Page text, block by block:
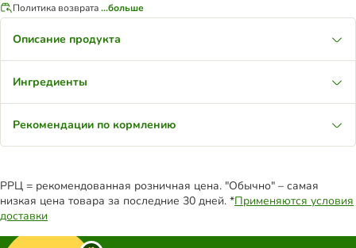
Политика возврата...больше
Описание продукта
Ингредиенты
Рекомендации по кормлению
РРЦ = рекомендованная розничная цена. "Обычно" – самая
низкая цена товара за последние 30 дней. *Применяются условия
доставки